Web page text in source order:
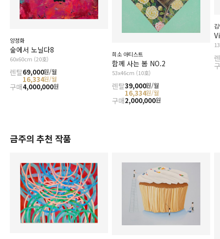
양정화
숲에서 노닐다8
60x60cm (20호)
렌탈69,000원/월
16,334원/월
구매4,000,000원
희소 아티스트
함께 사는 봄 NO.2
53x46cm (10호)
렌탈39,000원/월
16,334원/월
구매2,000,000원
금주의 추천 작품